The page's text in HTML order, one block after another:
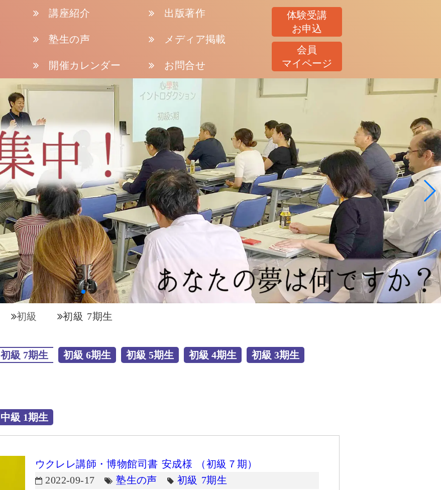
講座紹介 出版著作
塾生の声 メディア掲載
開催カレンダー お問合せ
体験受講
お申込
会員
マイページ
初級 初級 7期生
初級 7期生 初級 6期生 初級 5期生 初級 4期生 初級 3期生
中級 1期生
ウクレレ講師・博物館司書 安成様 （初級７期）
2022-09-17
塾生の声 初級 7期生